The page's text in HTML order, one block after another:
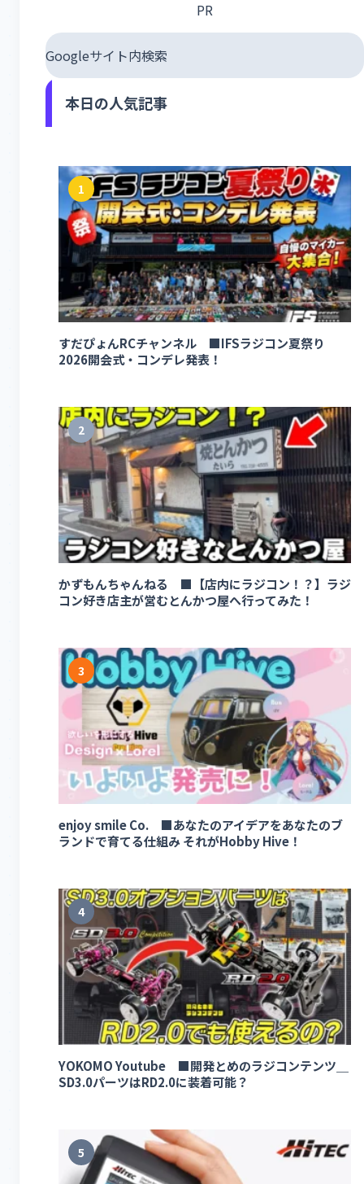
PR
Googleサイト内検索
本日の人気記事
1
すだぴょんRCチャンネル ■IFSラジコン夏祭り
2026開会式・コンデレ発表！
2
かずもんちゃんねる ■【店内にラジコン！？】ラジ
コン好き店主が営むとんかつ屋へ行ってみた！
3
enjoy smile Co. ■あなたのアイデアをあなたのブ
ランドで育てる仕組み それがHobby Hive！
4
YOKOMO Youtube ■開発とめのラジコンテンツ＿
SD3.0パーツはRD2.0に装着可能？
5